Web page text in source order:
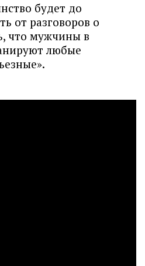
будет до
от разговоров о
что мужчины в
любые